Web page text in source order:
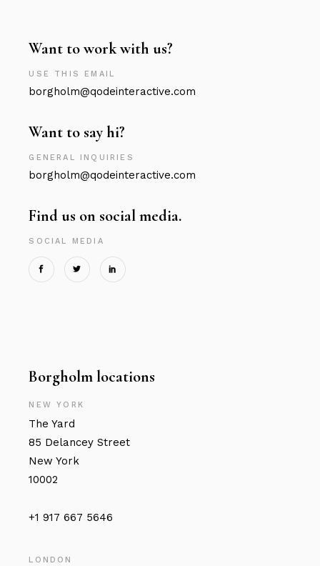
Want to work with us?
USE THIS EMAIL
borgholm@qodeinteractive.com
Want to say hi?
GENERAL INQUIRIES
borgholm@qodeinteractive.com
Find us on social media.
SOCIAL MEDIA
Borgholm locations
NEW YORK
The Yard
85 Delancey Street
New York
10002
+1 917 667 5646
LONDON